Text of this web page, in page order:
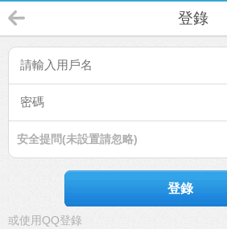
登錄
安全提問(未設置請忽略)
登錄
或使用QQ登錄